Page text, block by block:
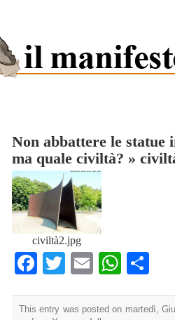
Non abbattere le statue
ma quale civiltà? »
civiltà2.jpg
Facebook
TwitterEmail
This entry was posted on martedì,